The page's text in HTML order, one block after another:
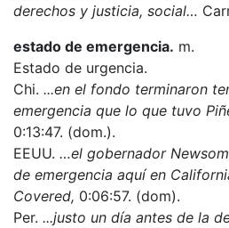
derechos y justicia, social…
estado de emergencia. m.
Estado de urgencia.
Chi. ...en el fondo terminaron
emergencia que lo que tuvo
0:13:47. (dom.).
EEUU. …el gobernador
de emergencia aquí en
Covered, 0:06:57. (dom).
Per. ...justo un día antes de la